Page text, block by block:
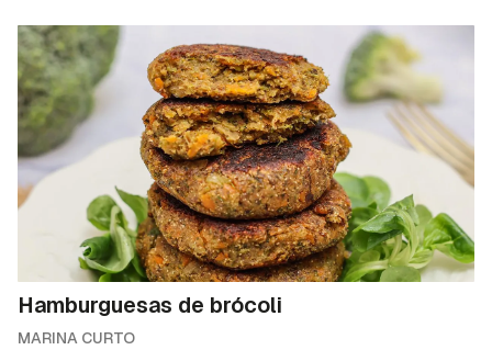
Hamburguesas de brócoli
MARINA CURTO